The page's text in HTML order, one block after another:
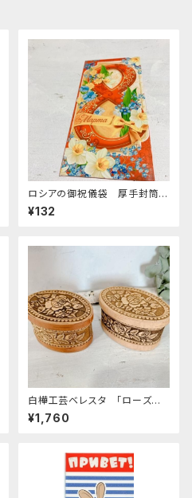
ロシアの御祝儀袋 厚手封筒
E-284 「3/8 国際婦人デー
ロゴ」
¥132
白樺工芸ベレスタ 「ローズ
楕円」 BE038
¥1,760